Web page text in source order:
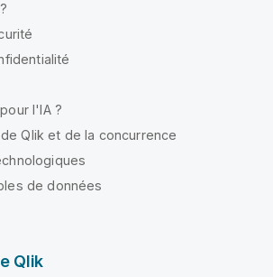
l'IA ?
Qlik et de la concurrence
de données
Qlik